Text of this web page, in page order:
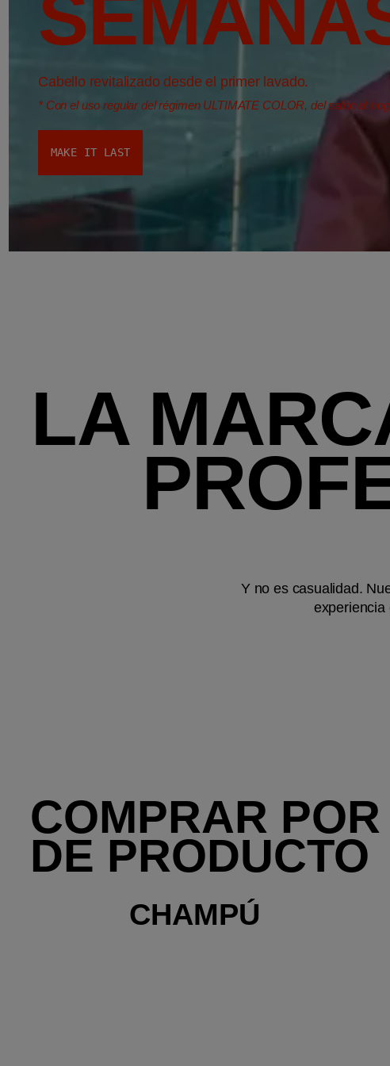
Cabello revitalizado desde el primer lavado.
* Con el uso regular del régimen ULTIMATE COLOR, del salón al
MAKE IT LAST
LA
Y no es casualidad.
experiencia
COMPRAR
DE PRODUCTO
CHAMPÚ